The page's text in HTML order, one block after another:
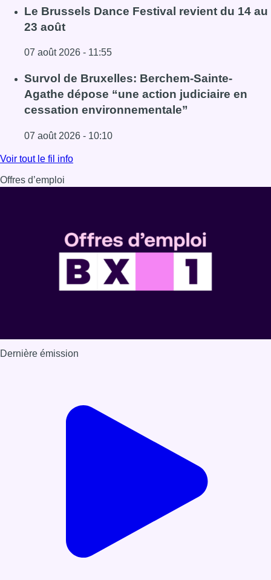
Lire l'article Berchem-Sainte-Agathe: un tram déraille à
Le Brussels Dance Festival revient du 14 au
23 août
07 août 2026 - 11:55
Lire l'article Le Brussels Dance Festival revient du 14 au
Survol de Bruxelles: Berchem-Sainte-
Agathe dépose “une action judiciaire en
cessation environnementale”
07 août 2026 - 10:10
Lire l'article Survol de Bruxelles: Berchem-Sainte-
Voir tout le fil info
Offres d’emploi
Dernière émission